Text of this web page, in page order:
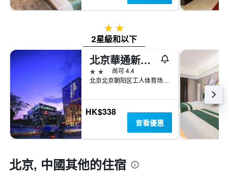
2星級
2星級和以下
北京華通新飯店
2星級
尚可 4.4
北京北京朝阳区工人体育场十字路口往北春秀路（联宝公寓旁边）
HK$338
查看優惠
北京, 中國​其他的住宿